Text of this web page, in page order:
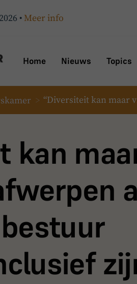
• Meer info
Home Nieuws Topics
> “Diversiteit kan maar
kan